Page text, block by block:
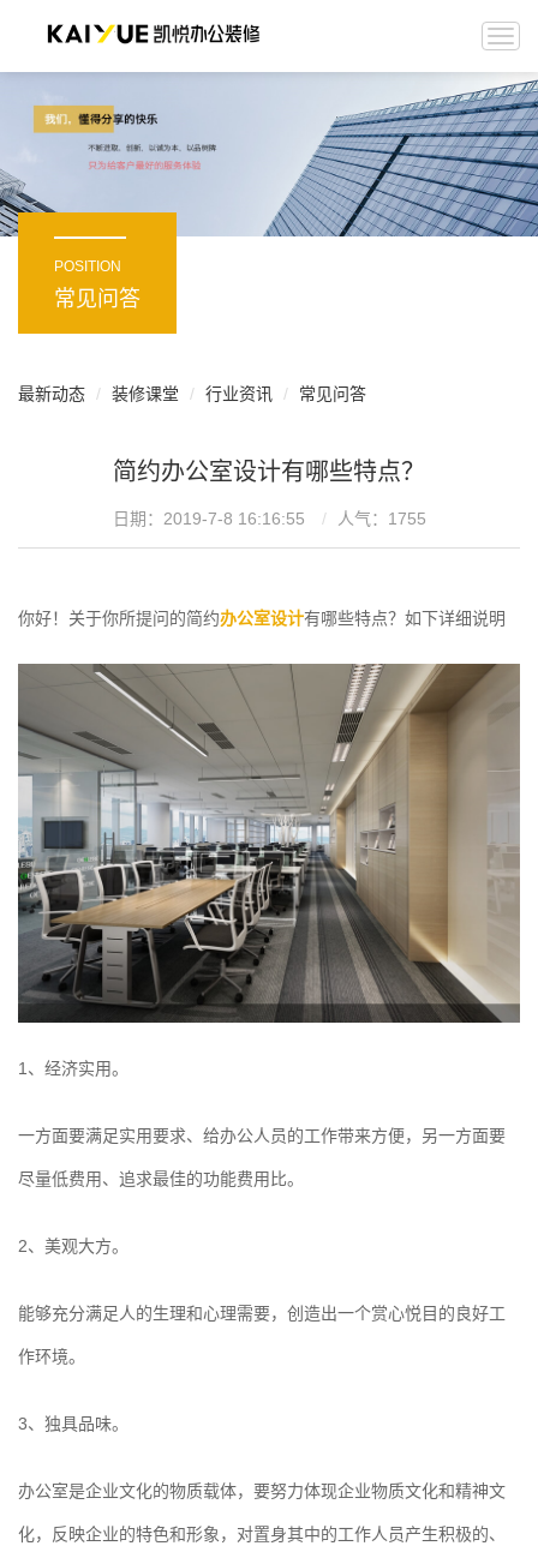
POSITION
常见问答
最新动态 装修课堂 行业资讯 常见问答
简约办公室设计有哪些特点？
日期：2019-7-8 16:16:55 人气： 1755
你好！关于你所提问的简约办公室设计有哪些特点？如下详细说明
1、经济实用。
一方面要满足实用要求、给办公人员的工作带来方便，另一方面要
尽量低费用、追求最佳的功能费用比。
2、美观大方。
能够充分满足人的生理和心理需要，创造出一个赏心悦目的良好工
作环境。
3、独具品味。
办公室是企业文化的物质载体，要努力体现企业物质文化和精神文
化，反映企业的特色和形象，对置身其中的工作人员产生积极的、